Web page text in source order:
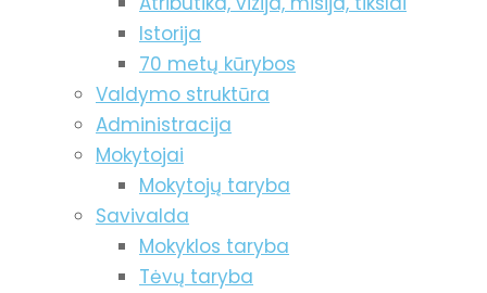
Istorija
70 metų kūrybos
Valdymo struktūra
Administracija
Mokytojai
Mokytojų taryba
Savivalda
Mokyklos taryba
Tėvų taryba